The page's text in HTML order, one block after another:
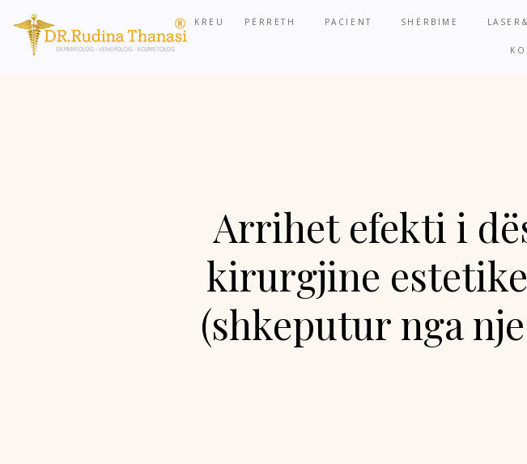
KREU PËRRETH PACIENT SHËRBIME
Arrihet efekti i
kirurgjine
(shkeputur nga